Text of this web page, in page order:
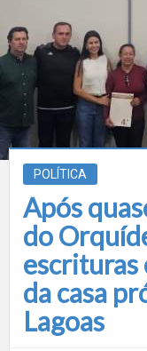
POLÍTICA
Após
do
escrituras
da casa
Lagoas